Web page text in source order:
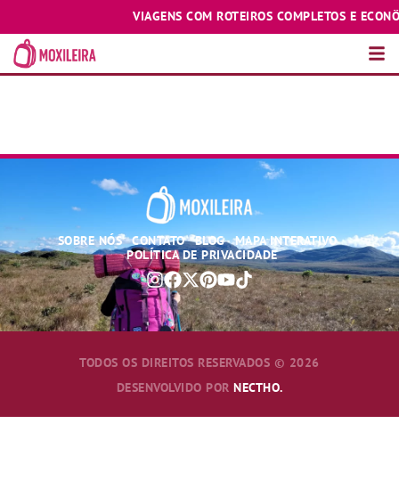
VIAGENS COM ROTEIROS COMPLETOS E
SOBRE NÓS CONTATO BLOG MAPA INTERATIVO
POLÍTICA DE PRIVACIDADE
TODOS OS DIREITOS RESERVADOS © 2026
DESENVOLVIDO POR NECTHO.